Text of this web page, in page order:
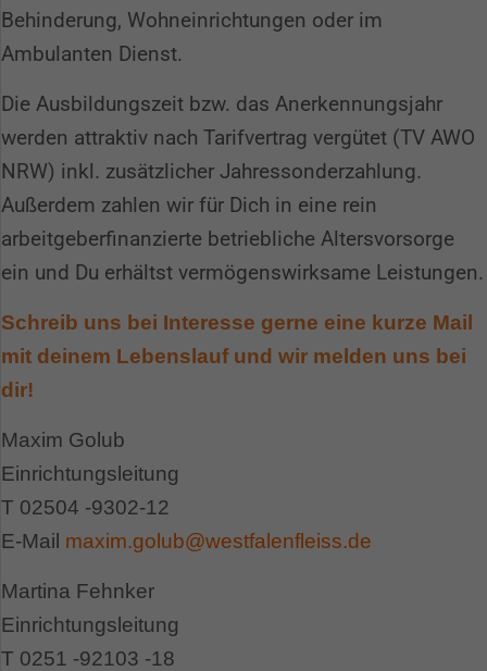
Behinderung, Wohneinrichtungen oder im
Ambulanten Dienst.
Die Ausbildungszeit bzw. das Anerkennungsjahr
werden attraktiv nach Tarifvertrag vergütet (TV AWO
NRW) inkl. zusätzlicher Jahressonderzahlung.
Außerdem zahlen wir für Dich in eine rein
arbeitgeberfinanzierte betriebliche Altersvorsorge
ein und Du erhältst vermögenswirksame Leistungen.
Schreib uns bei Interesse gerne eine kurze Mail
mit deinem Lebenslauf und wir melden uns bei
dir!
Maxim Golub
Einrichtungsleitung
T 02504 -9302-12
E-Mail maxim.golub@westfalenfleiss.de
Martina Fehnker
Einrichtungsleitung
T 0251 -92103 -18
Spendenkonto
Sie möchten uns eine Spende zukommen lassen?
Dann klicken Sie bitte
Alternativ können Sie auch an unser Spendenkonto
Kontoinhaber: Westfalenfleiß GmbH
IBAN: DE79400501500034546739